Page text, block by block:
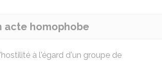
homophobe
à l'égard d'un groupe de